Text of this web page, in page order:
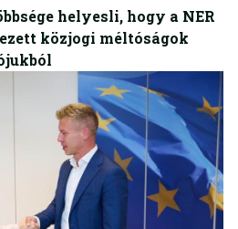
helyesli, hogy a NER
közjogi méltóságok